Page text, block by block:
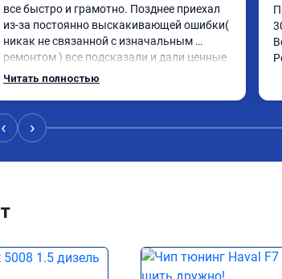
все быстро и грамотно. Позднее приехал
из-за постоянно выскакивающей ошибки(
никак не связанной с изначальным
ремонтом ) все подсказали и дали ценные
указания как поступить. Категорически
сюда
Читать полностью
‹ ›